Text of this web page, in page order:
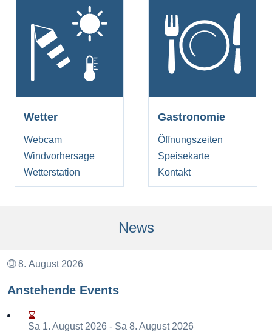
Wetter
Webcam
Windvorhersage
Wetterstation
Gastronomie
Öffnungszeiten
Speisekarte
Kontakt
News
8. August 2026
Anstehende Events
Sa 1. August 2026 - Sa 8. August 2026